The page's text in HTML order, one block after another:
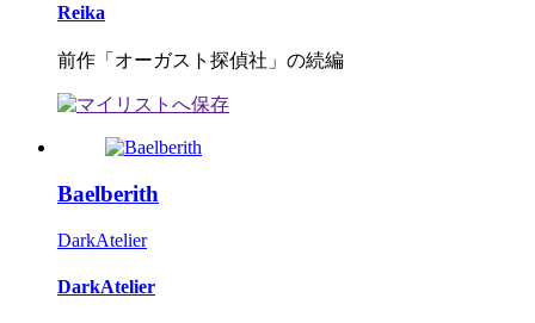
Reika
前作「オーガスト探偵社」の続編
Baelberith
DarkAtelier
DarkAtelier